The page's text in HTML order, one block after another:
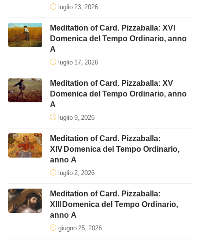
luglio 23, 2026
Meditation of Card. Pizzaballa: XVI
Domenica del Tempo Ordinario, anno
A
luglio 17, 2026
Meditation of Card. Pizzaballa: XV
Domenica del Tempo Ordinario, anno
A
luglio 9, 2026
Meditation of Card. Pizzaballa:
XIV Domenica del Tempo Ordinario,
anno A
luglio 2, 2026
Meditation of Card. Pizzaballa:
XIII Domenica del Tempo Ordinario,
anno A
giugno 25, 2026